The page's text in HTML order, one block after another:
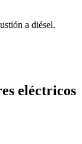
a diésel.
eléctricos